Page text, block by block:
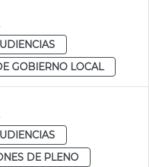
GOBIERNO LOCAL
DE PLENO